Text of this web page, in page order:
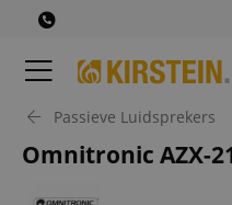
Passieve Luidsprekers
Omnitronic AZX-